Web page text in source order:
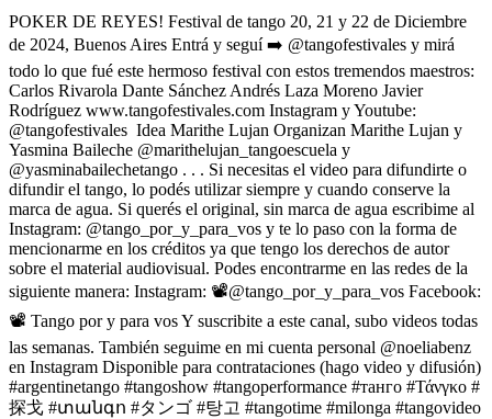
POKER DE REYES! Festival de tango 20, 21 y 22 de Diciembre
de 2024, Buenos Aires Entrá y seguí ➡️ @tangofestivales y mirá
todo lo que fué este hermoso festival con estos tremendos maestros:
Carlos Rivarola Dante Sánchez Andrés Laza Moreno Javier
Rodríguez www.tangofestivales.com Instagram y Youtube:
‎@tangofestivales Idea Marithe Lujan Organizan Marithe Lujan y
Yasmina Baileche @marithelujan_tangoescuela y
@yasminabailechetango . . . Si necesitas el video para difundirte o
difundir el tango, lo podés utilizar siempre y cuando conserve la
marca de agua. Si querés el original, sin marca de agua escribime al
Instagram: @tango_por_y_para_vos y te lo paso con la forma de
mencionarme en los créditos ya que tengo los derechos de autor
sobre el material audiovisual. Podes encontrarme en las redes de la
siguiente manera: Instagram: 📽️@tango_por_y_para_vos Facebook:
📽️ Tango por y para vos Y suscribite a este canal, subo videos todas
las semanas. También seguime en mi cuenta personal @noeliabenz
en Instagram Disponible para contrataciones (hago video y difusión)
#argentinetango #tangoshow #tangoperformance #танго #Τάνγκο #
探戈 #տանգո #タンゴ #탕고 #tangotime #milonga #tangovideo